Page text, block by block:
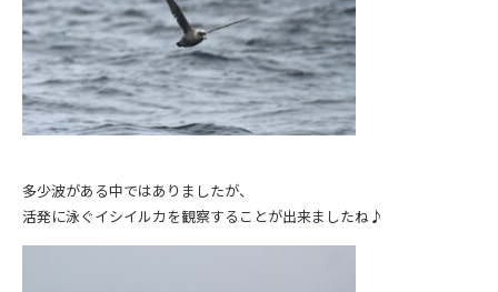
多少波がある中ではありましたが、
活発に泳ぐイシイルカを観察することが出来ましたね♪